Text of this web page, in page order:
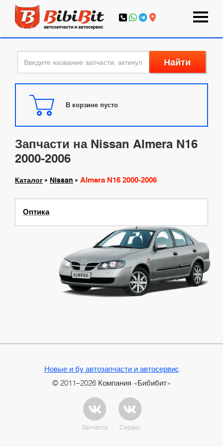
Найти
В корзине пусто
Запчасти на Nissan Almera N16
2000-2006
Каталог Nissan Almera N16 2000-2006
Оптика
Новые и бу автозапчасти и автосервис
© 2011–2026 Компания «Бибибит»
Запчасти Сервис